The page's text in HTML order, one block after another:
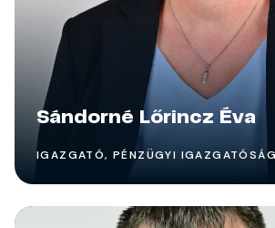
Sándorné Lőrincz Éva
IGAZGATÓ, PÉNZÜGYI IGAZGATÓSÁG